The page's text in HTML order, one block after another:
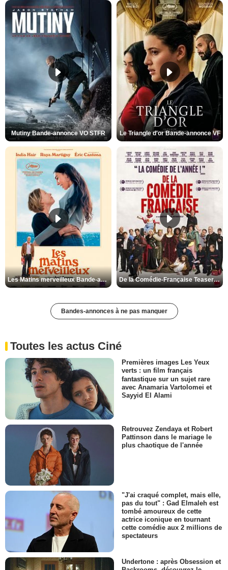
Mutiny Bande-annonce VO STFR Le Triangle d'or Bande-annonce VF
Les Matins merveilleux Bande-annonce VF De la Comédie-Française Teaser VF
Bandes-annonces à ne pas manquer
Toutes les actus Ciné
Premières images Les Yeux
verts : un film français
fantastique sur un sujet rare
avec Anamaria Vartolomei et
Sayyid El Alami
Retrouvez Zendaya et Robert
Pattinson dans le mariage le
plus chaotique de l'année
"J'ai craqué complet, mais elle,
pas du tout" : Gad Elmaleh est
tombé amoureux de cette
actrice iconique en tournant
cette comédie aux 2 millions de
spectateurs
Undertone : après Obsession et